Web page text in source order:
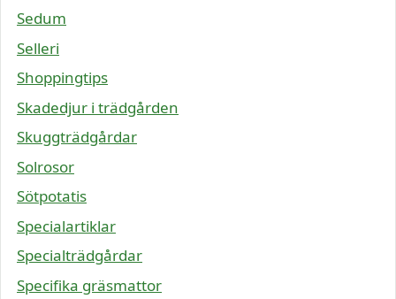
Sedum
Selleri
Shoppingtips
Skadedjur i trädgården
Skuggträdgårdar
Solrosor
Sötpotatis
Specialartiklar
Specialträdgårdar
Specifika gräsmattor